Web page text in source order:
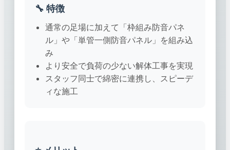
🔧 特徴
通常の足場に加えて「枠組み防音パネ
ル」や「単管一側防音パネル」を組み込
み
より安全で負荷の少ない解体工事を実現
スタッフ同士で綿密に連携し、スピーデ
ィな施工